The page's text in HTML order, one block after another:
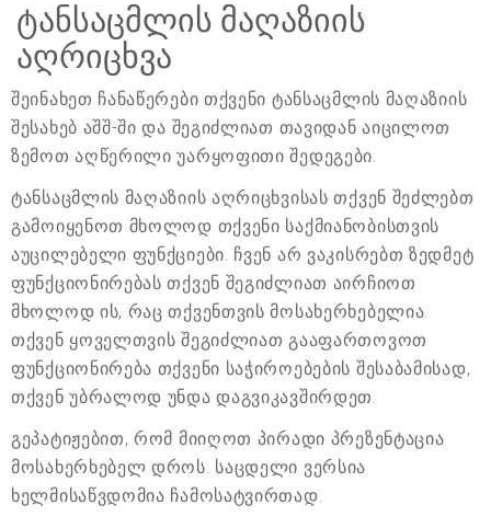
ტანსაცმლის მაღაზიის
აღრიცხვა
შეინახეთ ჩანაწერები თქვენი ტანსაცმლის მაღაზიის
შესახებ აშშ-ში და შეგიძლიათ თავიდან აიცილოთ
ზემოთ აღწერილი უარყოფითი შედეგები.
ტანსაცმლის მაღაზიის აღრიცხვისას თქვენ შეძლებთ
გამოიყენოთ მხოლოდ თქვენი საქმიანობისთვის
აუცილებელი ფუნქციები. ჩვენ არ ვაკისრებთ ზედმეტ
ფუნქციონირებას თქვენ შეგიძლიათ აირჩიოთ
მხოლოდ ის, რაც თქვენთვის მოსახერხებელია.
თქვენ ყოველთვის შეგიძლიათ გააფართოვოთ
ფუნქციონირება თქვენი საჭიროებების შესაბამისად,
თქვენ უბრალოდ უნდა დაგვიკავშირდეთ.
გეპატიჟებით, რომ მიიღოთ პირადი პრეზენტაცია
მოსახერხებელ დროს. საცდელი ვერსია
ხელმისაწვდომია ჩამოსატვირთად.